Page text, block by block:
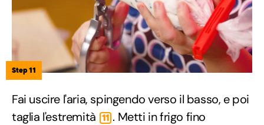
Step 11
Fai uscire l'aria, spingendo verso il basso, e poi
taglia l'estremità
11 . Metti in frigo fino